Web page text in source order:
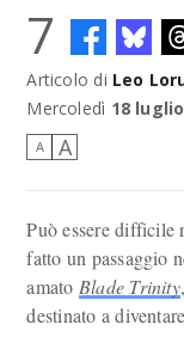
Ora basta salvare il
7
Articolo di Leo
Mercoledì 18
A A
Può essere difficile
fatto un passaggio
amato Blade Trinity
destinato a